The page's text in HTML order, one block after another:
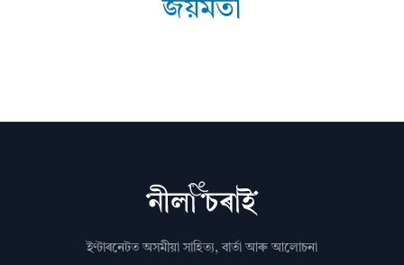
জয়মতী
ইণ্টাৰনেটত অসমীয়া সাহিত্য, বাৰ্তা আৰু আলোচনা